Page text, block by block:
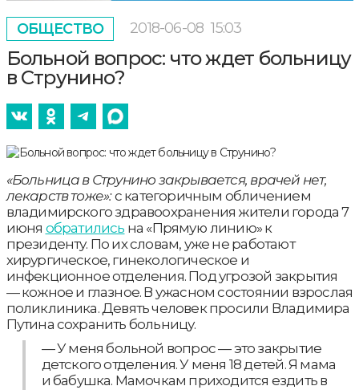
ОБЩЕСТВО 2018-06-08 15:03
Больной вопрос: что ждет больницу
в Струнино?
«Больница в Струнино закрывается, врачей нет,
лекарств тоже»:c категоричным обличением
владимирского здравоохранения жители города 7
июня обратились на «Прямую линию» к
президенту. По их словам, уже не работают
хирургическое, гинекологическое и
инфекционное отделения. Под угрозой закрытия
— кожное и глазное. В ужасном состоянии взрослая
поликлиника. Девять человек просили Владимира
Путина сохранить больницу.
— У меня больной вопрос — это закрытие
детского отделения. У меня 18 детей. Я мама
и бабушка. Мамочкам приходится ездить в